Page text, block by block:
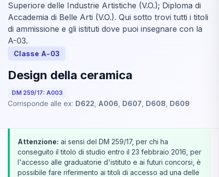
Superiore delle Industrie Artistiche (V.O.); Diploma di
Accademia di Belle Arti (V.O.). Qui sotto trovi tutti i titoli
di ammissione e gli istituti dove puoi insegnare con la
A-03.
Classe A-03
Design della ceramica
DM 259/17: A003
Corrisponde alle ex: D622 A006 D607 D608 D609
Attenzione: ai sensi del DM 259/17, per chi ha
conseguito il titolo di studio entro il 23 febbraio 2016, per
l'accesso alle graduatorie d'istituto e ai futuri concorsi, è
possibile fare riferimento ai titoli di accesso ad una delle